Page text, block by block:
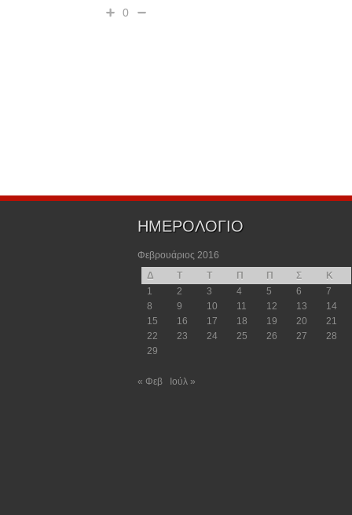
0
ΗΜΕΡΟΛΟΓΙΟ
Φεβρουάριος 2016
Δ
Τ Τ Π Π Σ
Κ
1
2 3 4 5 6
7
8
9 10 11 12 13
14
15
16 17 18 19 20
21
22
23 24 25 26 27
28
29
« Φεβ Ιούλ »